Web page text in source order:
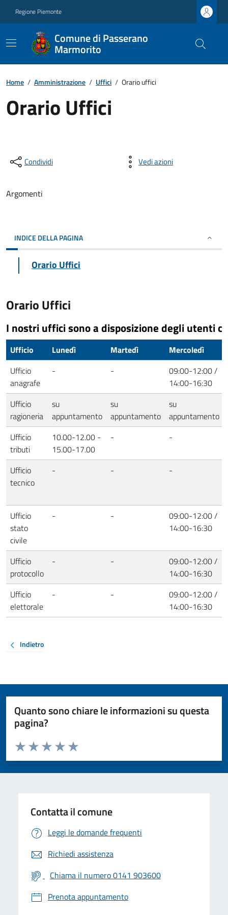
Regione Piemonte
Comune di Passerano
Marmorito
Home / Amministrazione / Uffici / Orario uffici
Orario Uffici
Condividi Vedi azioni
Argomenti
INDICE DELLA PAGINA
Orario Uffici
Orario Uffici
I nostri uffici sono a disposizione degli utenti
Ufficio Lunedì Martedì Mercoledì
Ufficio
anagrafe
- -
09:00-12:00 /
14:00-16:30
Ufficio
ragioneria
su
appuntamento
su
appuntamento
su
appuntamento
Ufficio
tributi
10.00-12.00 -
15.00-17.00
- -
Ufficio
tecnico
- - -
Ufficio
stato
civile
- -
09:00-12:00 /
14:00-16:30
Ufficio
protocollo
- -
09:00-12:00 /
14:00-16:30
Ufficio
elettorale
- -
09:00-12:00 /
14:00-16:30
Indietro
Quanto sono chiare le informazioni su questa
pagina?
Valuta da 1 a 5 stelle la pagina
Valuta 5 stelle su 5
Valuta 4 stelle su 5
Valuta 3 stelle su 5
Valuta 2 stelle su 5
Valuta 1 stelle su 5
Contatta il comune
Leggi le domande frequenti
Richiedi assistenza
Chiama il numero 0141 903600
Prenota appuntamento